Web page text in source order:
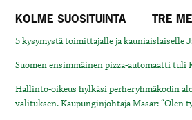
KOLME SUOSITUINTA TRE
5 kysymystä toimittajalle ja kauniaislaiselle
Suomen ensimmäinen pizza-automaatti tuli
Hallinto-oikeus hylkäsi perheryhmäkodin
valituksen. Kaupunginjohtaja Masar: “Olen